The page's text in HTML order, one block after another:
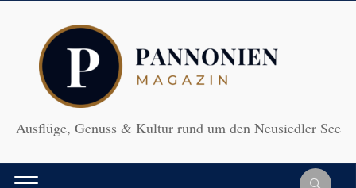
Ausflüge, Genuss & Kultur rund um den Neusiedler See